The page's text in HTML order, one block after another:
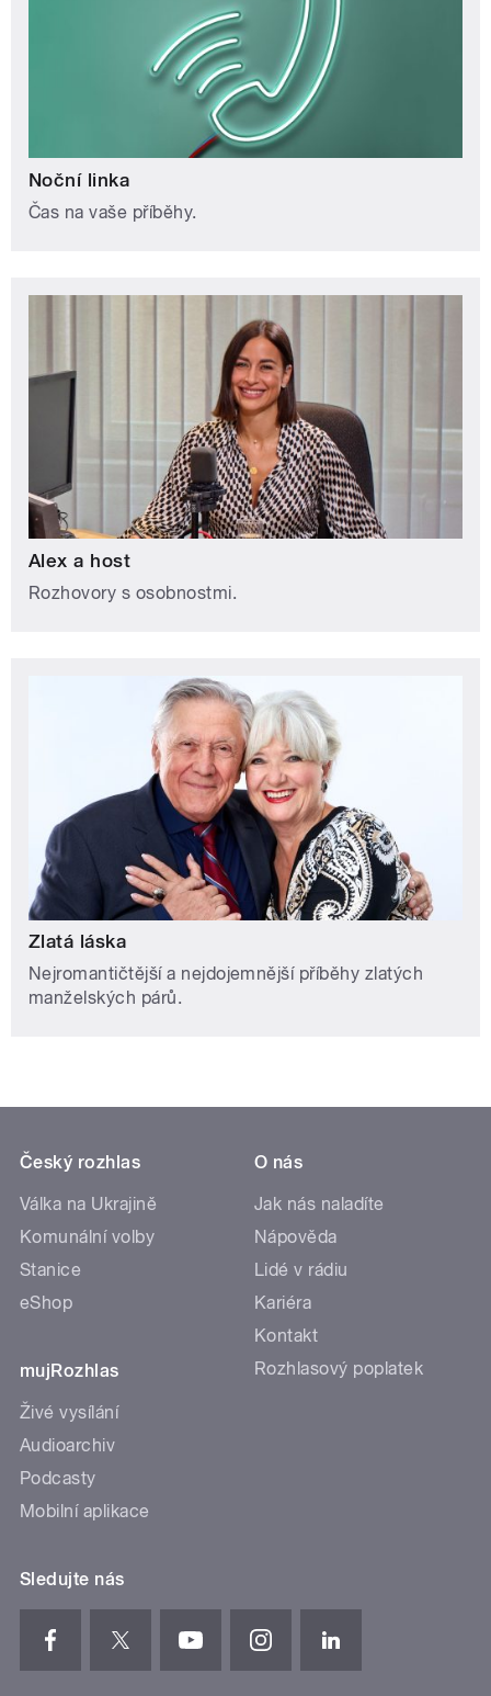
Noční linka
Čas na vaše příběhy.
Alex a host
Rozhovory s osobnostmi.
Zlatá láska
Nejromantičtější a nejdojemnější příběhy zlatých
manželských párů.
Český rozhlas
Válka na Ukrajině
Komunální volby
Stanice
eShop
mujRozhlas
Živé vysílání
Audioarchiv
Podcasty
Mobilní aplikace
O nás
Jak nás naladíte
Nápověda
Lidé v rádiu
Kariéra
Kontakt
Rozhlasový poplatek
Sledujte nás